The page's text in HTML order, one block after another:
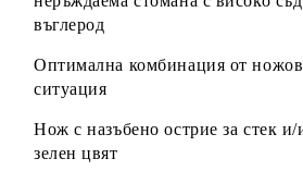
въглерод
Оптимална комбинация от
ситуация
Нож с назъбено острие за стек
зелен цвят